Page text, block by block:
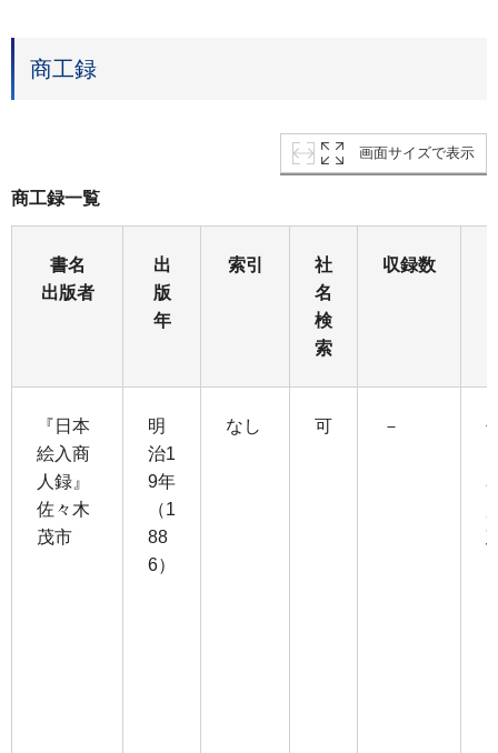
商工録
画面サイズで表示
商工録一覧
書名
出版者
出
版
年
索引
社
名
検
索
収録数
『日本
絵入商
人録』
佐々木
茂市
明
治1
9年
（1
88
6）
なし 可 －